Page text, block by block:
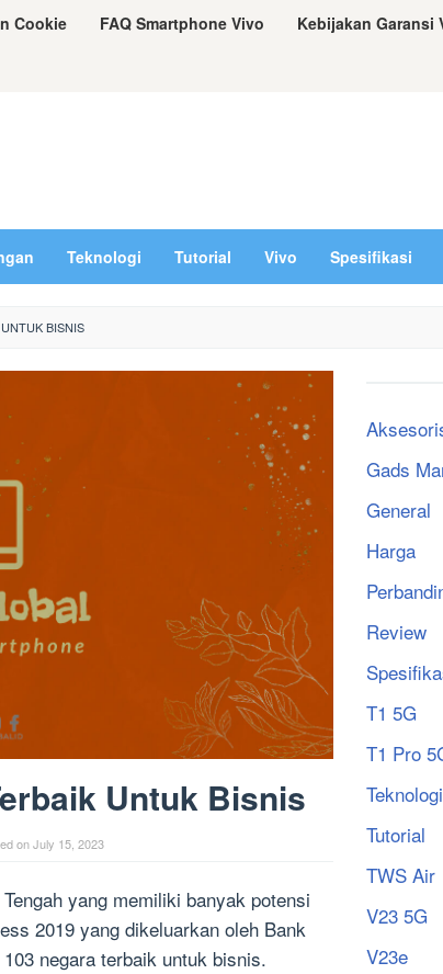
Cookie FAQ Smartphone Vivo Kebijakan Garansi
Teknologi Tutorial Vivo Spesifikasi
BISNIS
Untuk Bisnis
onJuly 15, 2023
yang memiliki banyak potensi
2019 yang dikeluarkan oleh Bank
negara terbaik untuk bisnis.
Gads
General
Harga
Review
T1 5G
T1 Pro
Teknologi
Tutorial
TWS Air
V23 5G
V23e